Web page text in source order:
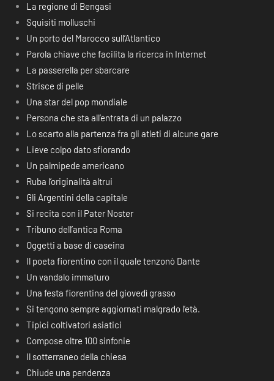
La regione di Bengasi
Squisiti molluschi
Un porto del Marocco sull’Atlantico
Parola chiave che facilita la ricerca in Internet
La passerella per sbarcare
Strisce di pelle
Una star del pop mondiale
Persona che sta all’entrata di un palazzo
Lo scarto alla partenza fra gli atleti di alcune gare
Lieve colpo dato sfiorando
Un palmipede americano
Ruba l’originalità altrui
Gli Argentini della capitale
Si recita con il Pater Noster
Tribuno dell’antica Roma
Oggetti a base di caseina
Il poeta fiorentino con il quale tenzonò Dante
Un vandalo immaturo
Una festa fiorentina del giovedì grasso
Si tengono sempre aggiornati malgrado l’età.
Tipici coltivatori asiatici
Compose oltre 100 sinfonie
Il sotterraneo della chiesa
Chiude una pendenza